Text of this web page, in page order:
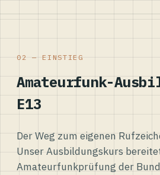
02 — EINSTIEG
Amateurfunk-
E13
Der Weg zum eigenen
Unser Ausbildungskurs
Amateurfunkprüfung der